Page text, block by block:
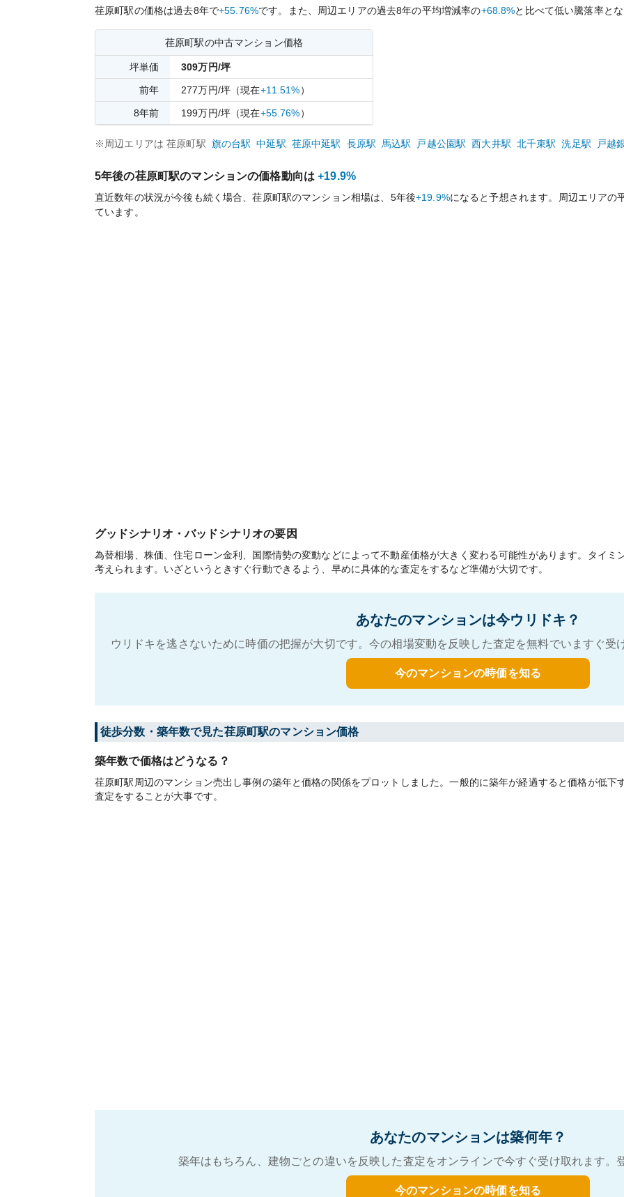
荏原町駅の価格は過去8年で+55.76%です。 また、周辺エリアの過去8年の平均増減率の+68.8%と比べて低い騰落率と
荏原町駅の中古マンション価格
坪単価 309万円/坪
前年 277万円/坪 （現在+11.51%）
8年前 199万円/坪 （現在+55.76%）
※周辺エリアは 荏原町駅 旗の台駅 中延駅 荏原中延駅 長原駅 馬込駅 戸越公園駅 西大井駅 北千束駅 洗足駅 戸越
5年後の荏原町駅のマンションの価格動向は +19.9%
直近数年の状況が今後も続く場合、荏原町駅のマンション相場は、5年後+19.9%になると予想されます。周辺エリアの
ています。
グッドシナリオ・バッドシナリオの要因
為替相場、株価、住宅ローン金利、国際情勢の変動などによって不動産価格が大きく変わる可能性があります。タイミ
考えられます。いざというときすぐ行動できるよう、早めに具体的な査定をするなど準備が大切です。
あなたのマンションは今ウリドキ？
ウリドキを逃さないために時価の把握が大切です。今の相場変動を反映した査定を無料でいますぐ
今のマンションの時価を知る
徒歩分数・築年数で見た荏原町駅のマンション価格
築年数で価格はどうなる？
荏原町駅周辺のマンション売出し事例の築年と価格の関係をプロットしました。一般的に築年が経過すると価格が低下
査定をすることが大事です。
あなたのマンションは築何年？
築年はもちろん、建物ごとの違いを反映した査定をオンラインで今すぐ受け取れます。
今のマンションの時価を知る